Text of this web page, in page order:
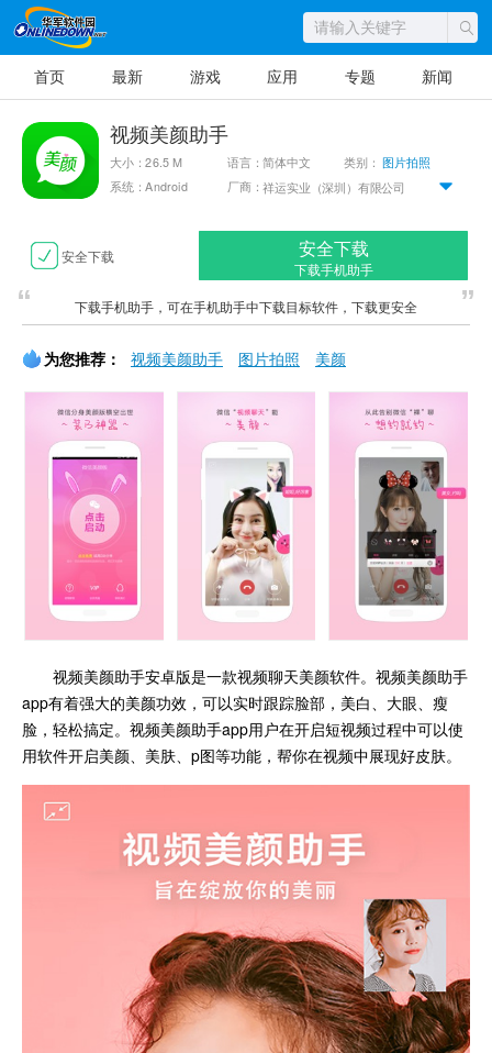
首页 最新 游戏 应用 专题 新闻
视频美颜助手
大小：26.5 M 语言：简体中文 类别：图片拍照
系统：Android
厂商：祥运实业（深圳）有限公司
安全下载 安全下载
下载手机助手
下载手机助手，可在手机助手中下载目标软件，下载更安全
为您推荐： 视频美颜助手 图片拍照 美颜
视频美颜助手安卓版是一款视频聊天美颜软件。视频美颜助手
app有着强大的美颜功效，可以实时跟踪脸部，美白、大眼、瘦
脸，轻松搞定。视频美颜助手app用户在开启短视频过程中可以使
用软件开启美颜、美肤、p图等功能，帮你在视频中展现好皮肤。